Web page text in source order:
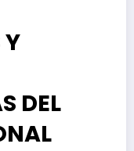
DEL